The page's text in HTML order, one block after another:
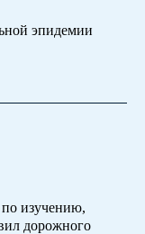
эпидемии
по изучению,
дорожного